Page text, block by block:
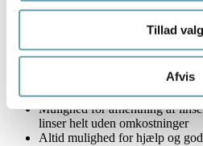
Tillad
Afvis
Altid den rigtige linsetype og
Mulighed for ombytning af
Mulighed for at teste andre
En grundig instruktion i
Automatisk indberetning til
Mulighed for afhentning af
linser helt uden omkostninger
Altid mulighed for hjælp og